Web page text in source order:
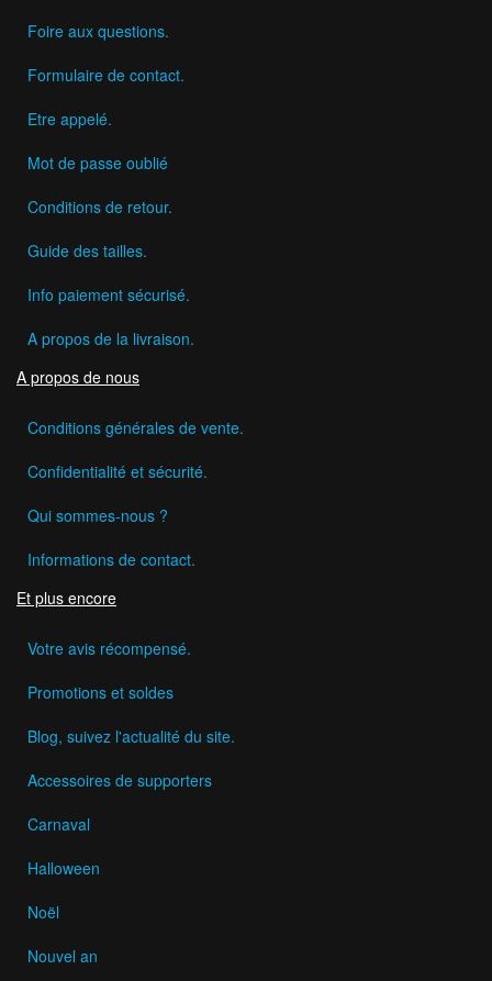
Foire aux questions.
Formulaire de contact.
Etre appelé.
Mot de passe oublié
Conditions de retour.
Guide des tailles.
Info paiement sécurisé.
A propos de la livraison.
A propos de nous
Conditions générales de vente.
Confidentialité et sécurité.
Qui sommes-nous ?
Informations de contact.
Et plus encore
Votre avis récompensé.
Promotions et soldes
Blog, suivez l'actualité du site.
Accessoires de supporters
Carnaval
Halloween
Noël
Nouvel an